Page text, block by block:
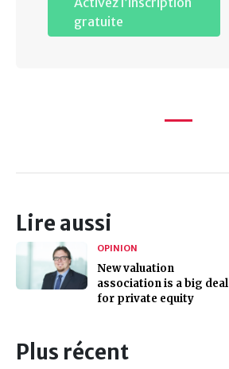
gratuite
Lire aussi
OPINION
New valuation
association is a big deal
for private equity
Plus récent